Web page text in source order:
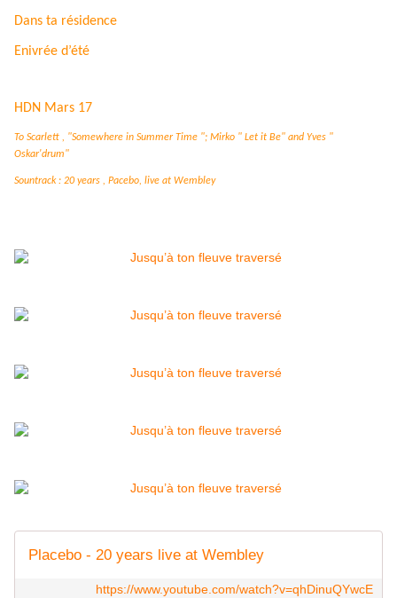
Dans ta résidence
Enivrée d’été
HDN Mars 17
To Scarlett , "Somewhere in Summer Time "; Mirko " Let it Be" and Yves "
Oskar'drum"
Sountrack : 20 years , Pacebo, live at Wembley
Placebo - 20 years live at Wembley
https://www.youtube.com/watch?v=qhDinuQYwcE